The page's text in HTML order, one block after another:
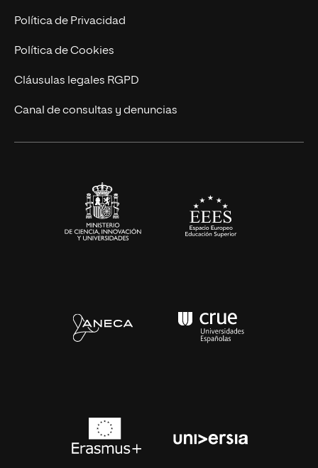
Postgrados
Cursos Universitarios
Trabaja en UNIR
Actualidad
UNIR Revista
Eventos
Política de Privacidad
Política de Cookies
Cláusulas legales RGPD
Canal de consultas y denuncias